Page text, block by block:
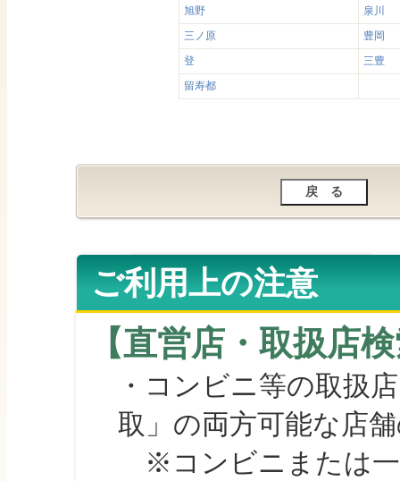
旭野
泉川
三ノ原
豊岡
登
三豊
留寿都
ご利用上の注意
【直営店・取扱店
・コンビニ等の取扱
取」の両方可能な店
※コンビニまたは一